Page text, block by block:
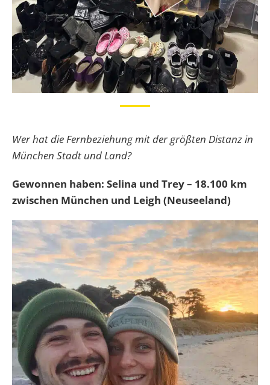
Wer hat die Fernbeziehung mit der größten Distanz in
München Stadt und Land?
Gewonnen haben: Selina und Trey – 18.100 km
zwischen München und Leigh (Neuseeland)